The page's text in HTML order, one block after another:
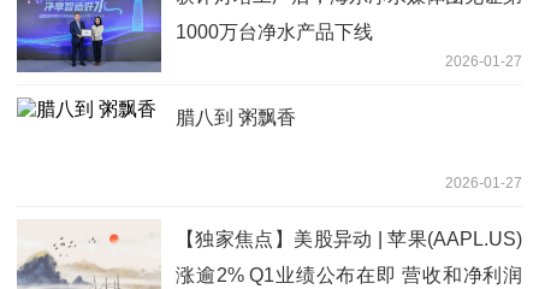
1000万台净水产品下线
2026-01-27
腊八到 粥飘香
2026-01-27
【独家焦点】美股异动 | 苹果(AAPL.US)
涨逾2% Q1业绩公布在即 营收和净利润